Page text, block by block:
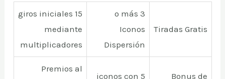
Tiradas Gratis
3 o más
Iconos
Dispersión
15 giros iniciales
mediante
multiplicadores
Bonus de
5 iconos con
Premios al